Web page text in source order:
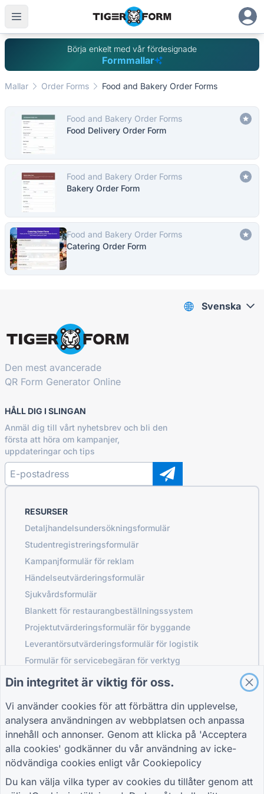
Börja enkelt med vår fördesignade
Formmallar
Mallar Order Forms Food and Bakery Order Forms
Food and Bakery Order Forms
Food Delivery Order Form
Food and Bakery Order Forms
Bakery Order Form
Food and Bakery Order Forms
Catering Order Form
Den mest avancerade
QR Form Generator Online
HÅLL DIG I SLINGAN
Anmäl dig till vårt nyhetsbrev och bli den
första att höra om kampanjer,
uppdateringar och tips
RESURSER
Detaljhandelsundersökningsformulär
Studentregistreringsformulär
Kampanjformulär för reklam
Händelseutvärderingsformulär
Sjukvårdsformulär
Blankett för restaurangbeställningssystem
Projektutvärderingsformulär för byggande
Leverantörsutvärderingsformulär för logistik
Formulär för servicebegäran för verktyg
Kundengagemangsformulär
GUIDER
Hjälpcenter
Blogg
TIGER FORM Guide
FÖRETAG
Om oss
Kontakta oss
VILLKOR
Villkor
Sekretesspolicy
Cookie-inställningar
Svenska
Din integritet är viktig för oss.
Vi använder cookies för att förbättra din upplevelse,
analysera användningen av webbplatsen och anpassa
innehåll och annonser. Genom att klicka på 'Acceptera
alla cookies' godkänner du vår användning av icke-
nödvändiga cookies enligt vår Cookiepolicy
Du kan välja vilka typer av cookies du tillåter genom att